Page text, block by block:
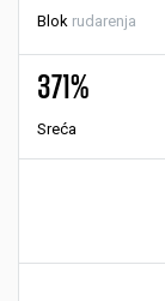
Blok rudarenja
371%
Sreća